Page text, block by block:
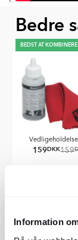
Information
Bedre
BEDST AT
159DKK159